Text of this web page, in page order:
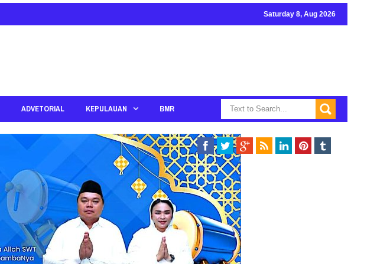
Saturday 8, Aug 2026
ADVETORIAL KEPULAUAN BMR